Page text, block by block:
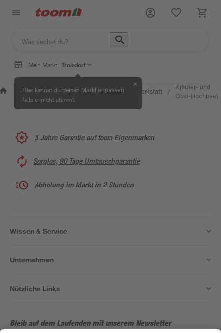
Mein Markt: Troisdorf
Hier kannst du deinen Markt anpassen
falls er nicht stimmt.
✕
Wissen &
Service
/
Selbermachen
& Ratgeber
/ Kreativwerkstatt /
Kräuter- und
Obst-Hochbeet
5 Jahre Garantie auf toom Eigenmarken
Sorglos, 90 Tage Umtauschgarantie
Abholung im Markt in 2 Stunden
Wissen & Service
Unternehmen
Nützliche Links
Bleib auf dem Laufenden mit unserem Newsletter